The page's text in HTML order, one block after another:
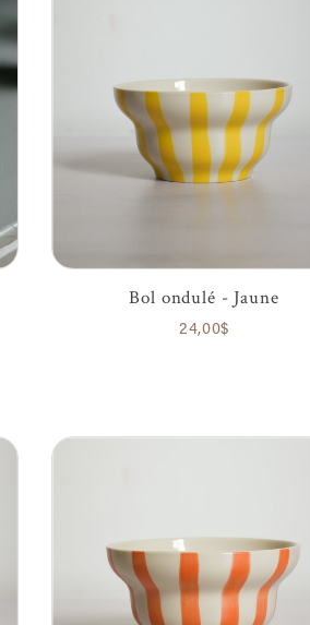
Bol ondulé - Jaune
24,00$